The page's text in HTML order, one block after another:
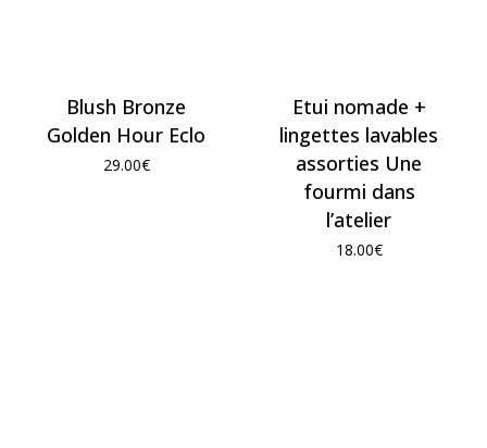
Blush Bronze
Golden Hour Eclo
29.00€
Etui nomade +
lingettes lavables
assorties Une
fourmi dans
l’atelier
18.00€